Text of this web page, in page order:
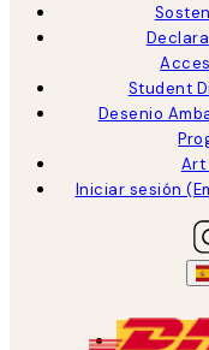
Student
Desenio
Art
Iniciar sesión